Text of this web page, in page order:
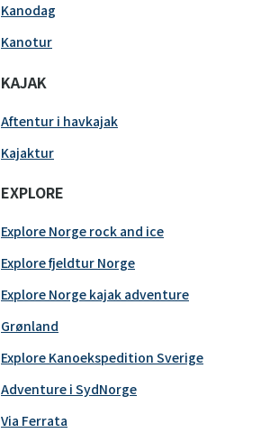
Kanodag
Kanotur
KAJAK
Aftentur i havkajak
Kajaktur
EXPLORE
Explore Norge rock and ice
Explore fjeldtur Norge
Explore Norge kajak adventure
Grønland
Explore Kanoekspedition Sverige
Adventure i SydNorge
Via Ferrata